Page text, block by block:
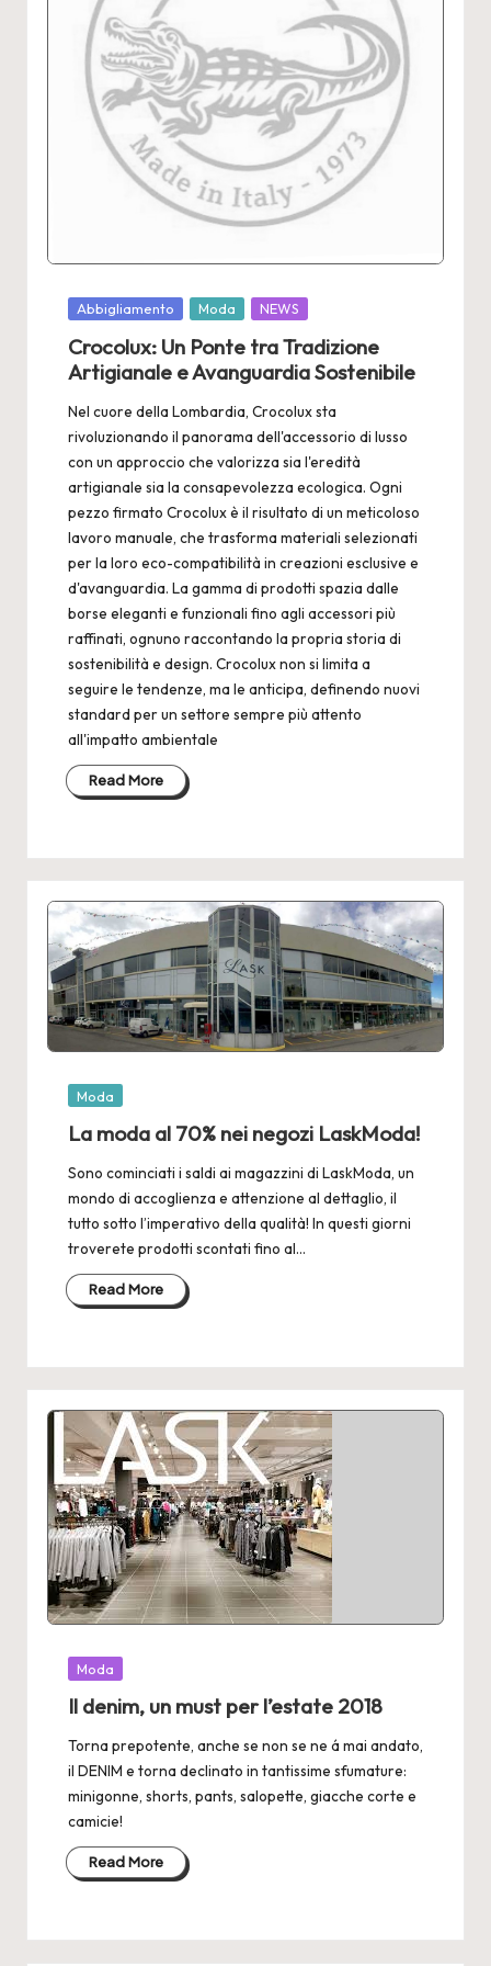
Posted
Abbigliamento Moda NEWS
Crocolux: Un Ponte tra Tradizione
Artigianale e Avanguardia Sostenibile
Nel cuore della Lombardia, Crocolux sta
rivoluzionando il panorama dell'accessorio di lusso
con un approccio che valorizza sia l'eredità
artigianale sia la consapevolezza ecologica. Ogni
pezzo firmato Crocolux è il risultato di un meticoloso
lavoro manuale, che trasforma materiali selezionati
per la loro eco-compatibilità in creazioni esclusive e
d'avanguardia. La gamma di prodotti spazia dalle
borse eleganti e funzionali fino agli accessori più
raffinati, ognuno raccontando la propria storia di
sostenibilità e design. Crocolux non si limita a
seguire le tendenze, ma le anticipa, definendo nuovi
standard per un settore sempre più attento
all'impatto ambientale
Read More
Posted
Moda
La moda al 70% nei negozi LaskModa!
Sono cominciati i saldi ai magazzini di LaskModa, un
mondo di accoglienza e attenzione al dettaglio, il
tutto sotto l’imperativo della qualità! In questi giorni
troverete prodotti scontati fino al…
Read More
Posted
Moda
Il denim, un must per l’estate 2018
Torna prepotente, anche se non se ne á mai andato,
il DENIM e torna declinato in tantissime sfumature:
minigonne, shorts, pants, salopette, giacche corte e
camicie!
Read More